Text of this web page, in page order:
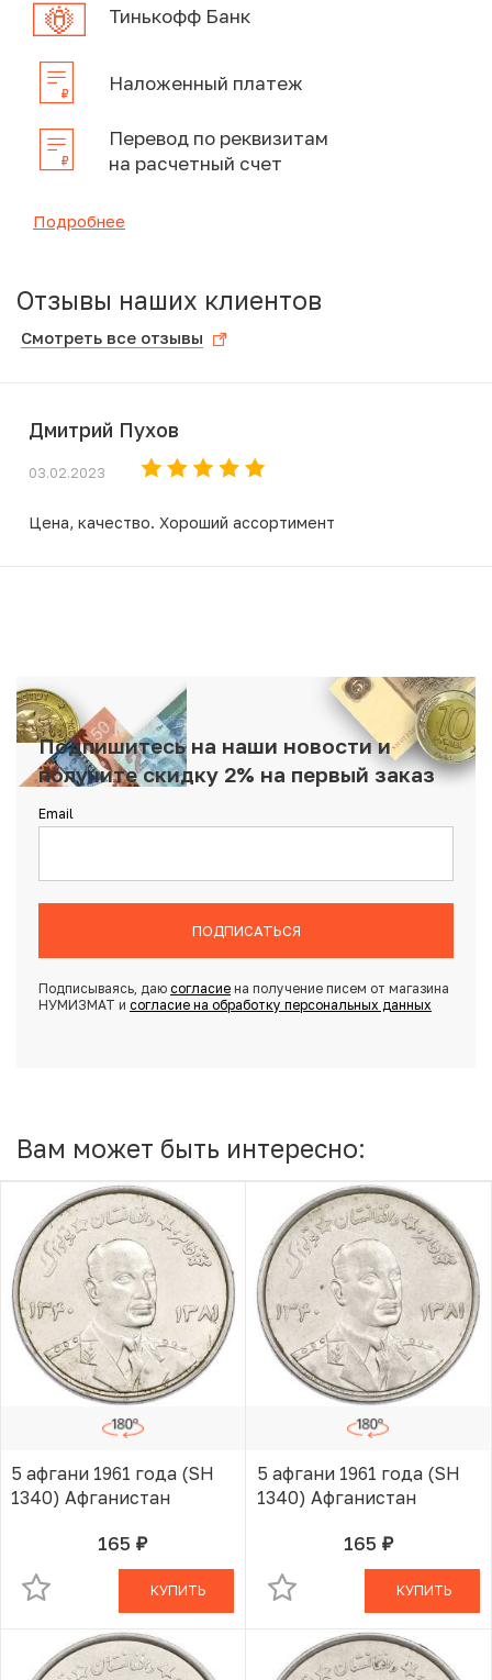
Тинькофф Банк
Наложенный платеж
Перевод по реквизитам
на расчетный счет
Подробнее
Отзывы наших клиентов
Смотреть все отзывы
Дмитрий Пухов
03.02.2023
Цена, качество. Хороший ассортимент
Подпишитесь на наши новости и
получите скидку 2% на первый заказ
Email
ПОДПИСАТЬСЯ
Подписываясь, даю согласиена получение писем от магазина
НУМИЗМАТ и согласие на обработку персональных данных
Вам может быть интересно:
5 афгани 1961 года (SH
1340) Афганистан
165 руб.В КОРЗИНЕ
КУПИТЬ
5 афгани 1961 года (SH
1340) Афганистан
165 руб.В КОРЗИНЕ
КУПИТЬ